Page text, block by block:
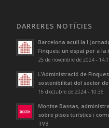
DARRERES NOTÍCIES
Barcelona acull la I
Finques: un espai per a
25 de novembre de 2024 -
L’Administració de
sostenibilitat del sector
16 d'octubre de 2024 - 10:36
Montse Bassas,
sobre pisos turístics i
TV3